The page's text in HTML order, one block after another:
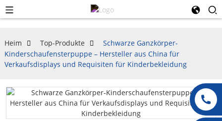
Heim Top-Produkte
Schwarze Ganzkörper-
Kinderschaufensterpuppe – Hersteller aus China für
Verkaufsdisplays und Requisiten für Kinderbekleidung